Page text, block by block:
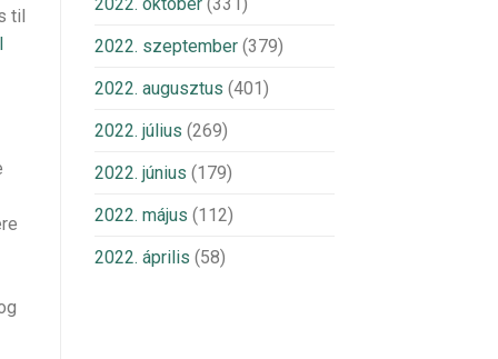
til
2022. szeptember(379)
2022. augusztus (401)
2022. július (269)
2022. június (179)
2022. május (112)
2022. április (58)